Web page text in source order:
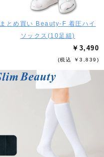
まとめ買い Beauty-F 着圧ハイ
ソックス(10足組)
￥3,490
(税込 ￥3,839)